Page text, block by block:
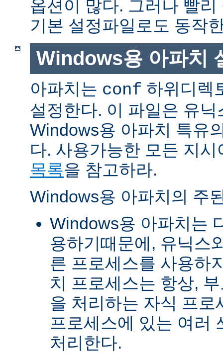
옵션이 많다. 그러나 빨
기본 설정파일로도 동작
Windows용 아파치
아파치는 conf 하위디렉
설정한다. 이 파일은 유
Windows용 아파치 특유
다. 사용가능한 모든 지
목록을 참고하라.
Windows용 아파치의 주
Windows용 아파치는
용하기때문에, 유닉스
른 프로세스를 사용하
치 프로세스는 항상,
을 처리하는 자식 프로
프로세스에 있는 여러
처리한다.